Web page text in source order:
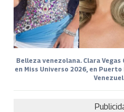
Belleza venezolana. Clara
en Miss Universo 2026, en Puerto